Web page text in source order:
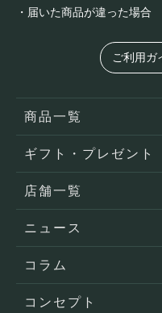
・届いた商品が違った場合
ご利用ガ
商品一覧
ギフト・プレゼント
店舗一覧
ニュース
コラム
コンセプト